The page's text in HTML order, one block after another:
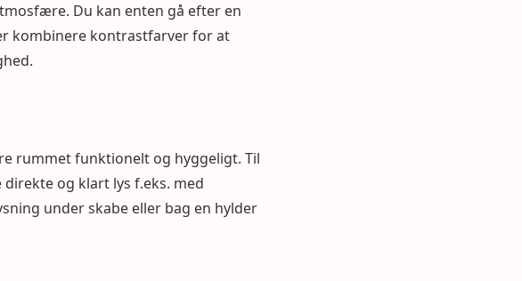
Du kan enten gå efter en
kombinere kontrastfarver for at
rummet funktionelt og hyggeligt. Til
og klart lys f.eks. med
under skabe eller bag en hylder